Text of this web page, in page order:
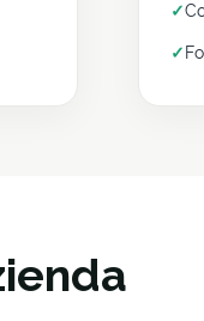
✓
✓